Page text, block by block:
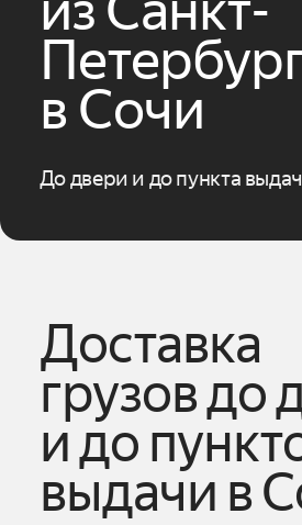
в Сочи
До двери и до пункта
Доставка
грузов до
и до
выдачи в